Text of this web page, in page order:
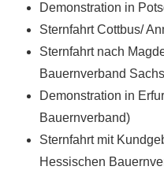
Demonstration in
Sternfahrt Cottbus/
Sternfahrt nach
Bauernverband
Demonstration in
Bauernverband)
Sternfahrt mit
Hessischen